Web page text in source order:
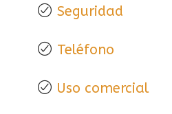
Seguridad
Teléfono
Uso comercial